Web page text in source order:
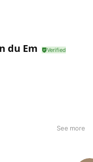
du Em
See more